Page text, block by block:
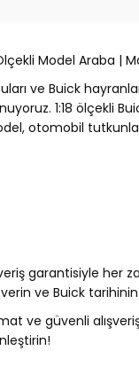
Model Araba |
ve Buick
1:18 ölçekli
otomobil
garantisiyle
ve Buick
ve güvenli